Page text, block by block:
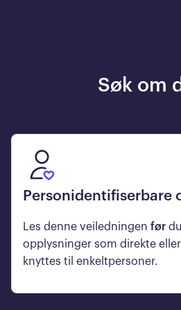
Søk om
Personidentifiserbare
Les denne veiledningen før
opplysninger som direkte
knyttes til enkeltpersoner.